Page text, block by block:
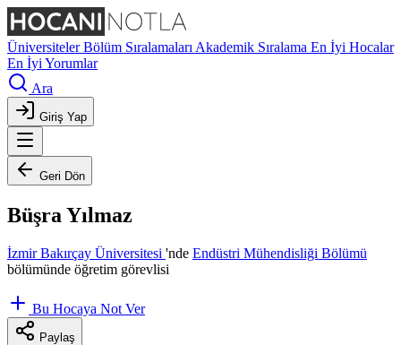
ÜniversitelerBölüm Sıralamaları Akademik Sıralama En İyi Hocalar
En İyi Yorumlar
Ara
Giriş Yap
Geri Dön
Büşra Yılmaz
İzmir Bakırçay Üniversitesi 'nde Endüstri Mühendisliği Bölümü
bölümünde öğretim görevlisi
Bu Hocaya Not Ver
Paylaş